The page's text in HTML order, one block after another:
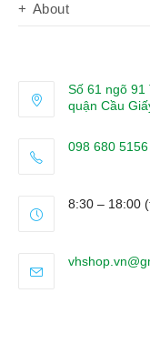
About
Số 61 ngõ 91
quận Cầu
098 680 5156
your
8:30 – 18:00